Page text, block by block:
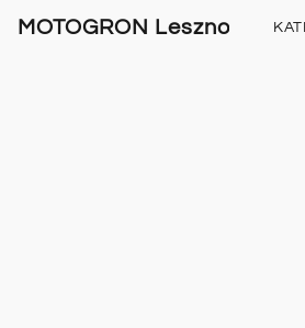
MOTOGRON Leszno